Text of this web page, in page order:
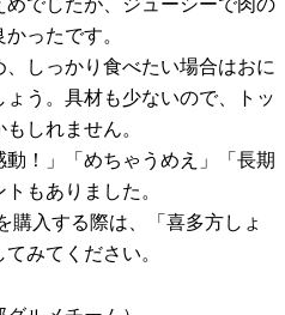
ったです。
しっかり食べたい場合はおに
う。具材も少ないので、トッ
しれません。
！」「めちゃうめえ」「長期
もありました。
購入する際は、「喜多方しょ
みてください。